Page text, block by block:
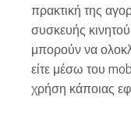
πρακτική της
συσκευής
μπορούν να
είτε μέσω του
χρήση κάποιας